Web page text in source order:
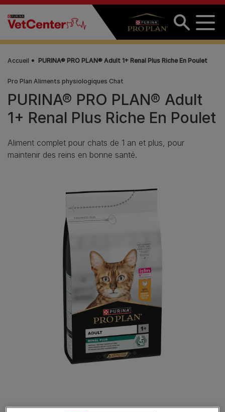
Aller au contenu principal
Accueil PURINA® PRO PLAN® Adult 1+ Renal Plus Riche En Poulet
Pro Plan Aliments physiologiques Chat
PURINA® PRO PLAN® Adult
1+ Renal Plus Riche En Poulet
Aliment complet pour chats de 1 an et plus, pour
maintenir des reins en bonne santé.